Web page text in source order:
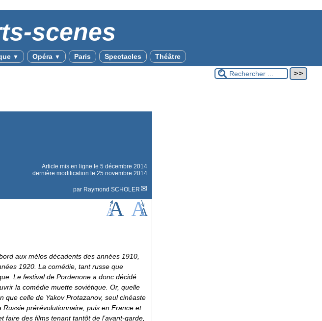
scenes
▼ Opéra ▼ Paris Spectacles Théâtre
Article mis en ligne le 5 décembre 2014
dernière modification le 25 novembre 2014
par Raymond SCHOLER
aux mélos décadents des années 1910,
1920. La comédie, tant russe que
Le festival de Pordenone a donc décidé
la comédie muette soviétique. Or, quelle
celle de Yakov Protazanov, seul cinéaste
prérévolutionnaire, puis en France et
des films tenant tantôt de l’avant-garde,